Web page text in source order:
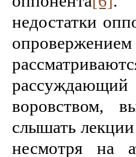
недостатки
воровством,
слышать
несмотря на